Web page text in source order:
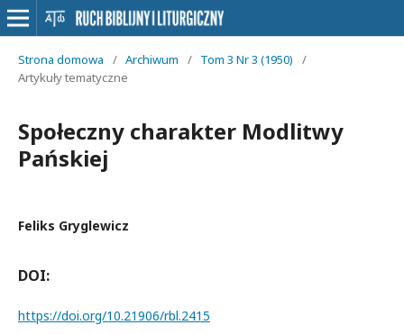
Strona domowa / Archiwum / Tom 3 Nr 3 (1950)
/
Artykuły tematyczne
Społeczny charakter Modlitwy
Pańskiej
Feliks Gryglewicz
DOI:
https://doi.org/10.21906/rbl.2415